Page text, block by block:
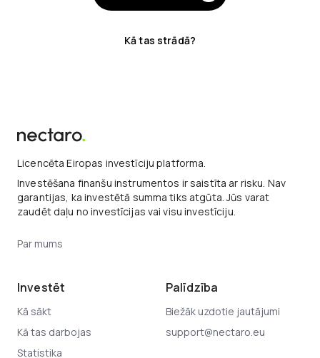
Kā tas strādā?
Licencēta Eiropas investīciju platforma.
Investēšana finanšu instrumentos ir saistīta ar risku. Nav
garantijas, ka investētā summa tiks atgūta. Jūs varat
zaudēt daļu no investīcijas vai visu investīciju.
Par mums
Investēt
Kā sākt
Kā tas darbojas
Statistika
Palīdzība
Biežāk uzdotie jautājumi
support@nectaro.eu